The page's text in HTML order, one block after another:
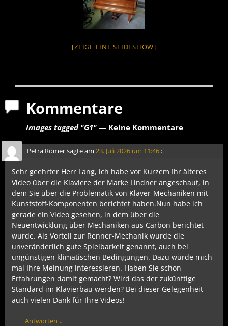
[ZEIGE EINE SLIDESHOW]
Kommentare
Images tagged "G1"— Keine Kommentare
Petra Römersagte am 23. Juli 2026 um 11:46 :
Sehr geehrter Herr Lang, ich habe vor Kurzem Ihr älteres
Video über die Klaviere der Marke Lindner angeschaut, in
dem Sie über die Problematik von Klaver-Mechaniken mit
Kunststoff-Komponenten berichtet haben.Nun habe ich
gerade ein Video gesehen, in dem über die
Neuentwicklung über Mechaniken aus Carbon berichtet
wurde. Als Vorteil zur Renner-Mechanik wurde die
unveränderlich gute Spielbarkeit genannt, auch bei
ungünstigen klimatischen Bedingungen. Dazu würde mich
mal Ihre Meinung interessieren. Haben Sie schon
Erfahrungen damit gemacht? Wird das der zukünftige
Standard im Klavierbau werden? Bei dieser Gelegenheit
auch vielen Dank für Ihre Videos!
Antworten ↓